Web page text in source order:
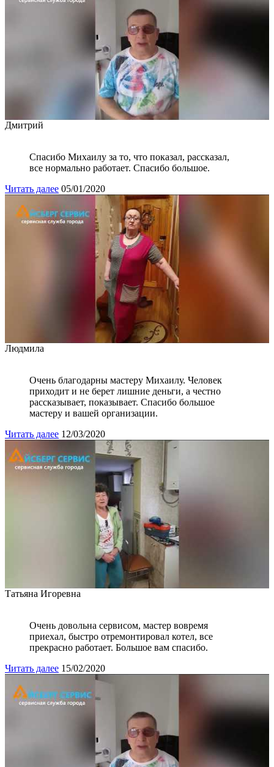
Дмитрий
Спасибо Михаилу за то, что показал, рассказал,
все нормально работает. Спасибо большое.
Читать далее 05/01/2020
Людмила
Очень благодарны мастеру Михаилу. Человек
приходит и не берет лишние деньги, а честно
рассказывает, показывает. Спасибо большое
мастеру и вашей организации.
Читать далее 12/03/2020
Татьяна Игоревна
Очень довольна сервисом, мастер вовремя
приехал, быстро отремонтировал котел, все
прекрасно работает. Большое вам спасибо.
Читать далее 15/02/2020